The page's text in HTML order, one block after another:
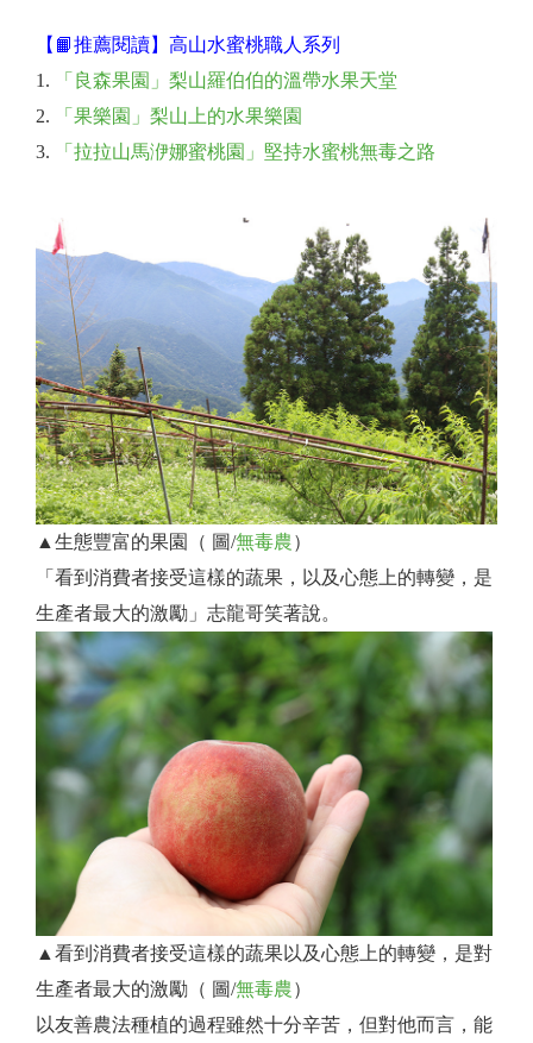
【📙推薦閱讀】高山水蜜桃職人系列
「良森果園」梨山羅伯伯的溫帶水果天堂
「果樂園」梨山上的水果樂園
「拉拉山馬洢娜蜜桃園」堅持水蜜桃無毒之路
▲生態豐富的果園（ 圖/無毒農）
「看到消費者接受這樣的蔬果，以及心態上的轉變，是
生產者最大的激勵」志龍哥笑著說。
▲看到消費者接受這樣的蔬果以及心態上的轉變，是對
生產者最大的激勵（ 圖/無毒農）
以友善農法種植的過程雖然十分辛苦，但對他而言，能